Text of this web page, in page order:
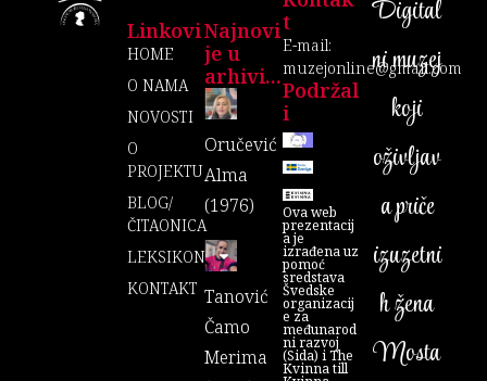
Linkovi
HOME
O NAMA
NOVOSTI
O
PROJEKTU
BLOG/
ČITAONICA
LEKSIKON
KONTAKT
Najnovi
je u
arhivi...
Oručević
Alma
(1976)
Tanović
Čamo
Merima
T
E-mail:
muzejonline@gmail.com
Podržal
I
Ova web
prezentacij
a je
izrađena uz
pomoć
sredstava
Švedske
organizacij
e za
međunarod
ni razvoj
(Sida) i The
Kvinna till
Digital
ni muzej
koji
oživljav
a priče
izuzetni
h žena
Mosta